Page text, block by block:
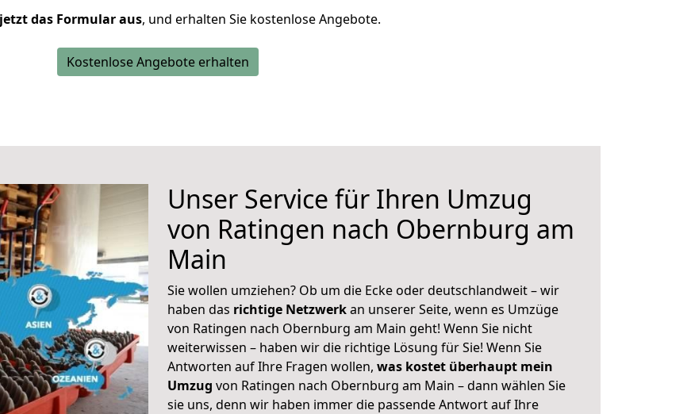
das Formular aus, und erhalten Sie kostenlose Angebote.
Kostenlose Angebote erhalten
Unser Service für Ihren Umzug
von Ratingen nach Obernburg am
Main
Sie wollen umziehen? Ob um die Ecke oder deutschlandweit – wir
haben das richtige Netzwerkan unserer Seite, wenn es Umzüge
von Ratingen nach Obernburg am Main geht! Wenn Sie nicht
weiterwissen – haben wir die richtige Lösung für Sie! Wenn Sie
Antworten auf Ihre Fragen wollen, was kostet überhaupt mein
Umzug von Ratingen nach Obernburg am Main – dann wählen Sie
sie uns, denn wir haben immer die passende Antwort auf Ihre